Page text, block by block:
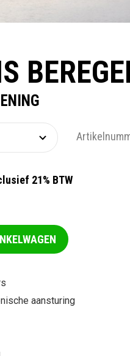
21% BTW
aansturing